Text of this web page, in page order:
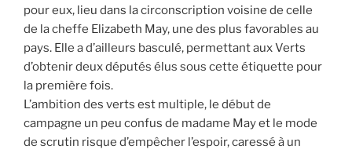
pour eux, lieu dans la circonscription voisine de celle
de la cheffe Elizabeth May, une des plus favorables au
pays. Elle a d’ailleurs basculé, permettant aux Verts
d’obtenir deux députés élus sous cette étiquette pour
la première fois.
L’ambition des verts est multiple, le début de
campagne un peu confus de madame May et le mode
de scrutin risque d’empêcher l’espoir, caressé à un